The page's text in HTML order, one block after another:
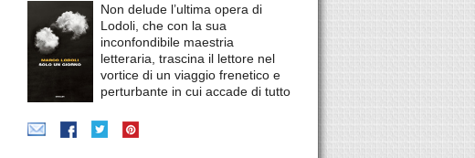
Non delude l’ultima opera di
Lodoli, che con la sua
inconfondibile maestria
letteraria, trascina il lettore nel
vortice di un viaggio frenetico e
perturbante in cui accade di tutto